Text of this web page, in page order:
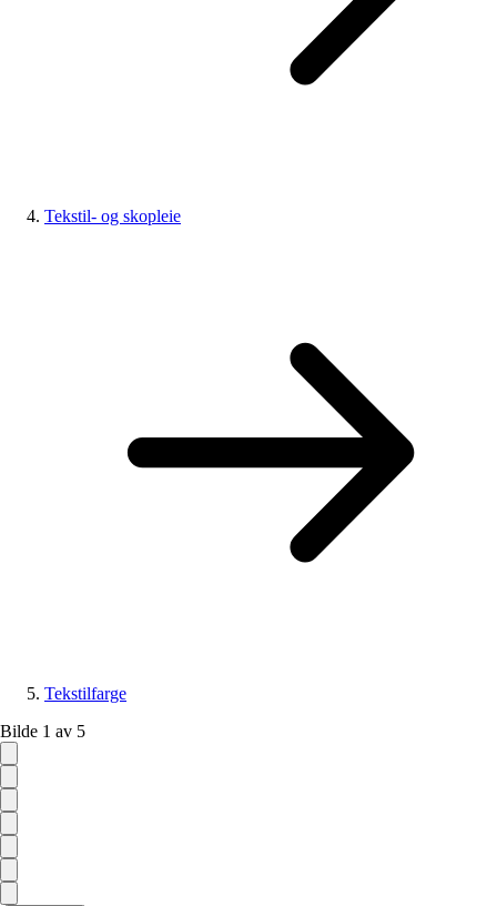
Tekstil- og skopleie
Tekstilfarge
Bilde 1 av 5